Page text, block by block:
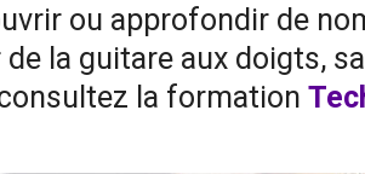
ou approfondir de
de la guitare aux doigts,
la formation